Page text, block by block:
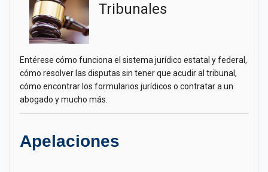
Tribunales
Entérese cómo funciona el sistema jurídico estatal y federal,
cómo resolver las disputas sin tener que acudir al tribunal,
cómo encontrar los formularios jurídicos o contratar a un
abogado y mucho más.
Apelaciones